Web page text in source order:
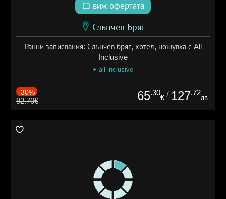
виж офертата
Слънчев Бряг
Ранни записвания: Слънчев бряг, хотел, нощувка с All
Inclusive
+ all inclusive
-30%
92.70€ 65.30
€ / 127.72
лв.